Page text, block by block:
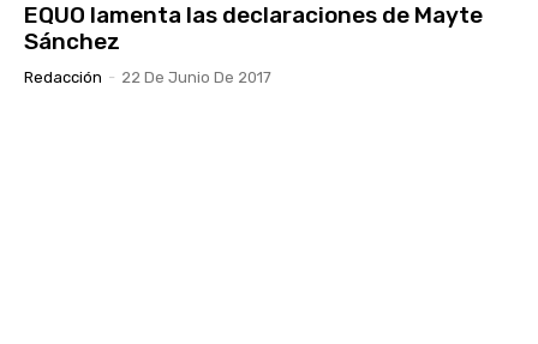
EQUO lamenta las declaraciones de Mayte
Sánchez
Redacción - 22 De Junio De 2017